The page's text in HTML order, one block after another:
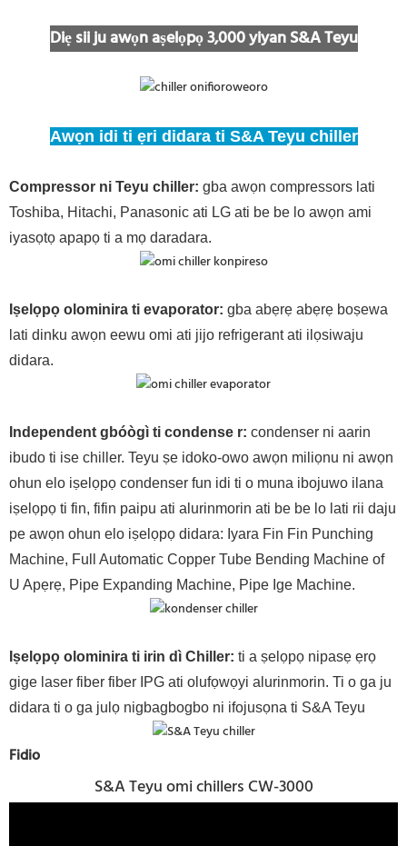
Diẹ sii ju awọn aṣelọpọ 3,000 yiyan S&A Teyu
Awọn idi ti ẹri didara ti S&A Teyu chiller
Compressor ni Teyu chiller: gba awọn compressors lati
Toshiba, Hitachi, Panasonic ati LG ati be be lo awọn ami
iyasọtọ apapọ ti a mọ daradara.
Iṣelọpọ olominira ti evaporator: gba abẹrẹ abẹrẹ boṣewa
lati dinku awọn eewu omi ati jijo refrigerant ati ilọsiwaju
didara.
Independent gbóògì ti condense r: condenser ni aarin
ibudo ti ise chiller. Teyu ṣe idoko-owo awọn miliọnu ni awọn
ohun elo iṣelọpọ condenser fun idi ti o muna ibojuwo ilana
iṣelọpọ ti fin, fifin paipu ati alurinmorin ati be be lo lati rii daju
pe awọn ohun elo iṣelọpọ didara: Iyara Fin Fin Punching
Machine, Full Automatic Copper Tube Bending Machine of
U Apẹrẹ, Pipe Expanding Machine, Pipe Ige Machine.
Iṣelọpọ olominira ti irin dì Chiller: ti a ṣelọpọ nipasẹ ẹrọ
gige laser fiber fiber IPG ati olufọwọyi alurinmorin. Ti o ga ju
didara ti o ga julọ nigbagbogbo ni ifojusọna ti S&A Teyu
Fidio
S&A Teyu omi chillers CW-3000